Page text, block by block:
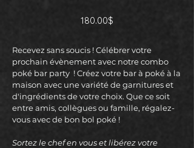
180.00$
Recevez sans soucis ! Célébrer votre
prochain évènement avec notre combo
poké bar party ! Créez votre bar à poké à la
maison avec une variété de garnitures et
d'ingrédients de votre choix. Que ce soit
entre amis, collègues ou famille, régalez-
vous avec de bon bol poké !
Sortez le chef en vous et libérez votre